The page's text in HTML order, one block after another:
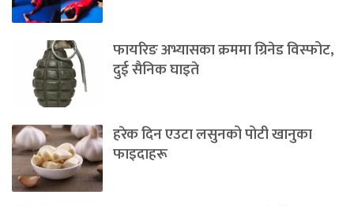
फायरिङ अभ्यासका क्रममा ग्रिनेड विस्फोट,
दुई सैनिक घाइते
हरेक दिन एउटा लसुनको पोटी खानुका
फाइदाहरू